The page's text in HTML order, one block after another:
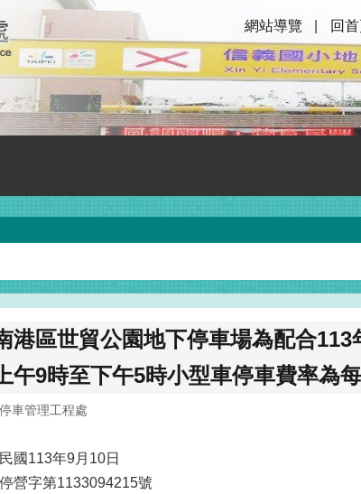
網站導覽
回
港區世貿公園地下停車場為配合
午9時至下午5時小型車停車費率為
車管理工程處
國113年9月10日
營字第1133094215號